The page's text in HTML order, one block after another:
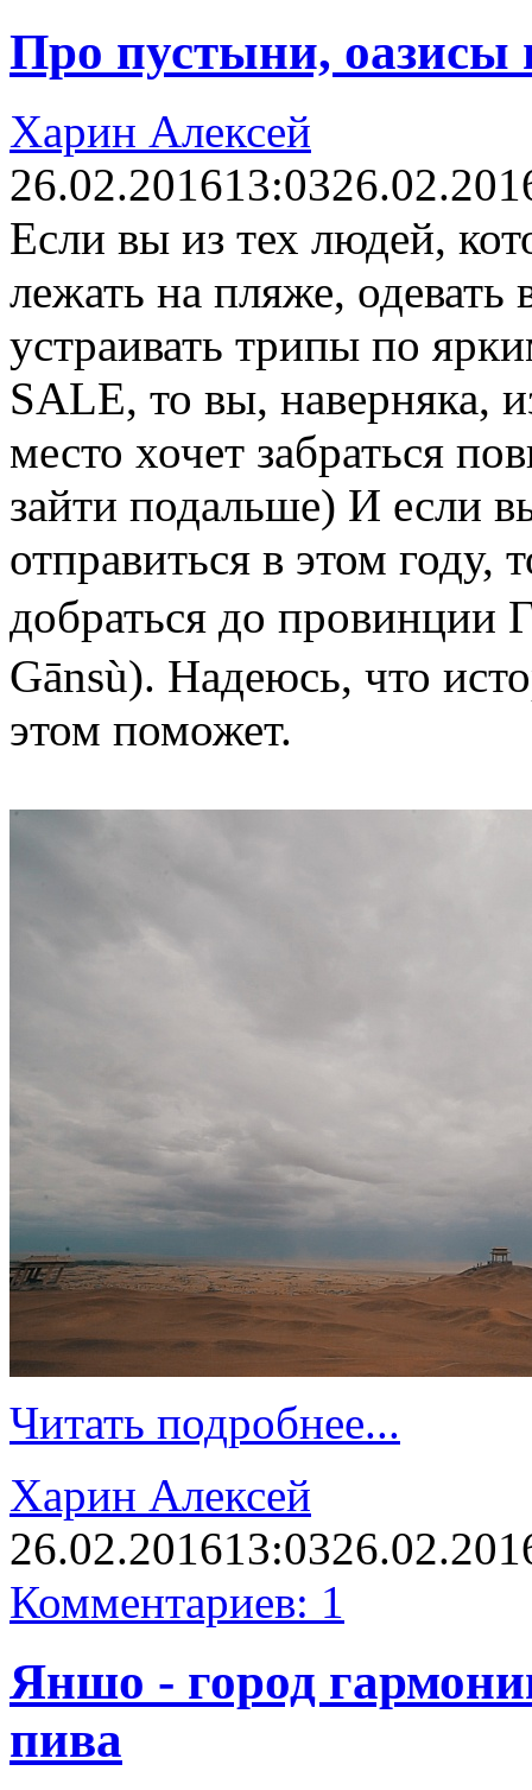
Про пустыни, оазисы
Харин Алексей
26.02.201613:03
Если вы из тех людей,
лежать на пляже,
устраивать трипы по
SALE, то вы, наверняка,
место хочет забраться
зайти подальше) И если
отправиться в этом году,
добраться до провинции
Gānsù). Надеюсь, что
этом поможет.
Читать подробнее...
Харин Алексей
26.02.201613:03
Комментариев: 1
Яншо - город
пива